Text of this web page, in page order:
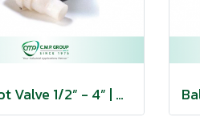
Ball Foot Valve 1/2” - 4” | ฟุตวาล์วแบบบอล วาล์วหัวกะโหลก